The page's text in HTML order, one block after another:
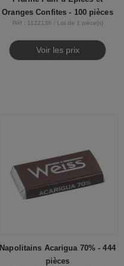
Oranges Confites - 100 pièces
Réf : 1122136 / Lot de 1 pièce(s)
Voir les prix
Napolitains Acarigua 70% - 444
pièces